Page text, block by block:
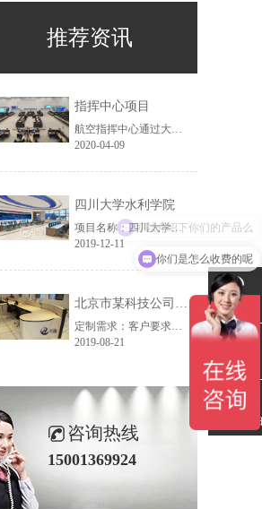
推荐资讯
指挥中心项目
航空指挥中心通过大屏展示，获取航空运行数据的信息，对突发事件实时监控，如自然灾害等原因，导致飞机无法降落，需要指挥中心采取应急措施进行调度工作，以及各大机场衔接工作，进行跑到疏散等工作，通过信息智能化，减少突发事件带来的损失。
2020-04-09
四川大学水利学院
项目名称：四川大学水利学院......
2019-12-11
北京市某科技公司控制台定制项目
定制需求：客户要求增加半圆储物柜，扩大储物空间；统一配备电脑显示器支臂、控制台专用PDU。
2019-08-21
咨询热线
15001369924
联系电话
在线留言
微信扫一扫
你们是怎么收费的呢